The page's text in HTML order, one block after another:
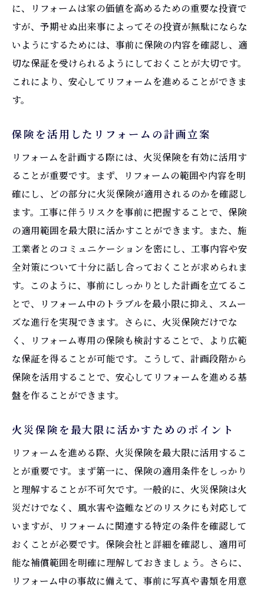
火災保険を活用して安心な住まいを実現するリ
フォーム術
安心な住まいを築くための保険戦略
火災保険で実現する安全性の高いリフォー
ム
利用
リフォーム後も安心な住まいを保つための
保険活用
家族全員の安心を守る保険プランニング
火災保険でリフォームの質を高める秘訣
火災保険を活用した高品質リフォームの実
現
保険でリフォームの品質を保証する方法
火災保険で得られる工事品質の向上
保険を利用した効率的な資材選び
プロフェッショナルが教える保険活用術
リフォーム時の不安を軽減する火災保険のメリ
リフォーム中の不安を解消する保険の役割
火災保険で安心を得られる理由とは
保険を利用したリフォーム費用の安定化
火災保険が提供する安心のサポート
リフォームにおける保険のメリットとデメ
リット
火災保険で精神的な安心を得る方法
火災保険を利用したリフォームで安心な家庭を
に、リフォームは家の価値を高めるための重要な投資で
すが、予期せぬ出来事によってその投資が無駄にならな
いようにするためには、事前に保険の内容を確認し、適
切な保証を受けられるようにしておくことが大切です。
これにより、安心してリフォームを進めることができま
す。
保険を活用したリフォームの計画立案
リフォームを計画する際には、火災保険を有効に活用す
ることが重要です。まず、リフォームの範囲や内容を明
確にし、どの部分に火災保険が適用されるのかを確認し
ます。工事に伴うリスクを事前に把握することで、保険
の適用範囲を最大限に活かすことができます。また、施
工業者とのコミュニケーションを密にし、工事内容や安
全対策について十分に話し合っておくことが求められま
す。このように、事前にしっかりとした計画を立てるこ
とで、リフォーム中のトラブルを最小限に抑え、スムー
ズな進行を実現できます。さらに、火災保険だけでな
く、リフォーム専用の保険も検討することで、より広範
な保証を得ることが可能です。こうして、計画段階から
保険を活用することで、安心してリフォームを進める基
盤を作ることができます。
火災保険を最大限に活かすためのポイント
リフォームを進める際、火災保険を最大限に活用するこ
とが重要です。まず第一に、保険の適用条件をしっかり
と理解することが不可欠です。一般的に、火災保険は火
災だけでなく、風水害や盗難などのリスクにも対応して
いますが、リフォームに関連する特定の条件を確認して
おくことが必要です。保険会社と詳細を確認し、適用可
能な補償範囲を明確に理解しておきましょう。さらに、
リフォーム中の事故に備えて、事前に写真や書類を用意